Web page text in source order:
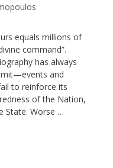
equals millions of
command”.
has always
and
to reinforce its
of the Nation,
State. Worse …